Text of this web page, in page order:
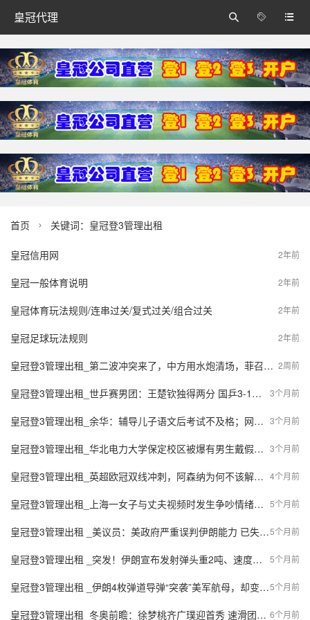
皇冠代理 


首页  关键词：皇冠登3管理出租
2年前
皇冠信用网
2年前
皇冠一般体育说明
2年前
皇冠体育玩法规则/连串过关/复式过关/组合过关
2年前
皇冠足球玩法规则
2周前
皇冠登3管理出租_第二波冲突来了，中方用水炮清场，菲召见中国大使，日本介入很快
3个月前
皇冠登3管理出租_世乒赛男团：王楚钦独得两分 国乒3-1逆转罗马尼亚进八强
3个月前
皇冠登3管理出租_余华：辅导儿子语文后考试不及格；网友：就像歪果仁英语考试不及格一样
3个月前
皇冠登3管理出租_华北电力大学保定校区被爆有男生戴假发进女生宿舍楼厕所偷拍，被当场抓住后，当地派出所将其带走调查
4个月前
皇冠登3管理出租_英超欧冠双线冲刺，阿森纳为何不该解雇阿尔特塔？
5个月前
皇冠登3管理出租_上海一女子与丈夫视频时发生争吵情绪失控，留下诀别的话突然断联！随后被发现漂浮在河中一动不动，民警狂奔跳水救援，目前该女子已无大碍
5个月前
皇冠登3管理出租 _美议员：美政府严重误判伊朗能力 已失去对战争的控制
5个月前
皇冠登3管理出租 _突发！伊朗宣布发射弹头重2吨、速度超14马赫远程导弹打击美以，为遇难小学生报仇！以财长儿子在与真主党冲突中受伤
5个月前
皇冠登3管理出租 _伊朗4枚弹道导弹“突袭”美军航母，却变成一场“昂贵的烟花秀”
6个月前
皇冠登3管理出租_冬奥前瞻：徐梦桃齐广璞迎首秀 速滑团体中国男队冲奖牌